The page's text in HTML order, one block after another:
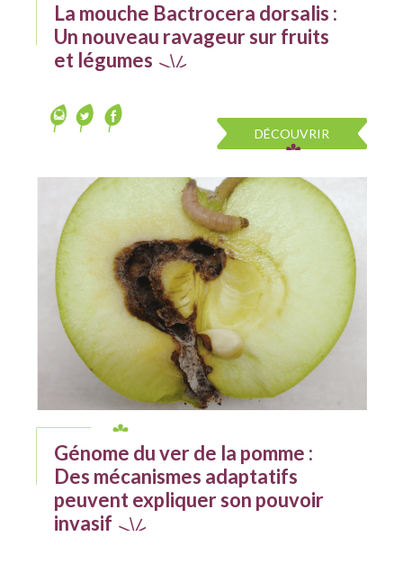
La mouche Bactrocera dorsalis :
Un nouveau ravageur sur fruits
et légumes
DÉCOUVRIR
Génome du ver de la pomme :
Des mécanismes adaptatifs
peuvent expliquer son pouvoir
invasif